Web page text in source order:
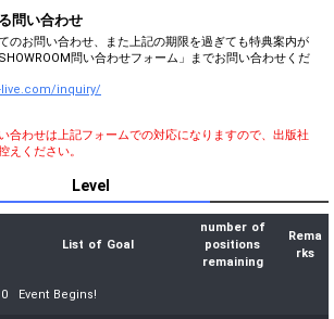
問い合わせ
のお問い合わせ、また上記の期限を過ぎても特典案内が
問い合わせフォーム」までお問い合わせくだ
live.com/inquiry/
合わせは上記フォームでの対応になりますので、出版社
えください。
Level
List of Goal
number of
positions
remaining
Rema
rks
0 Event Begins!